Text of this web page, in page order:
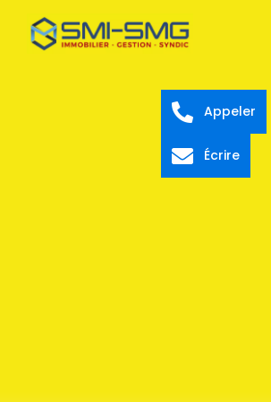
Appeler
Écrire